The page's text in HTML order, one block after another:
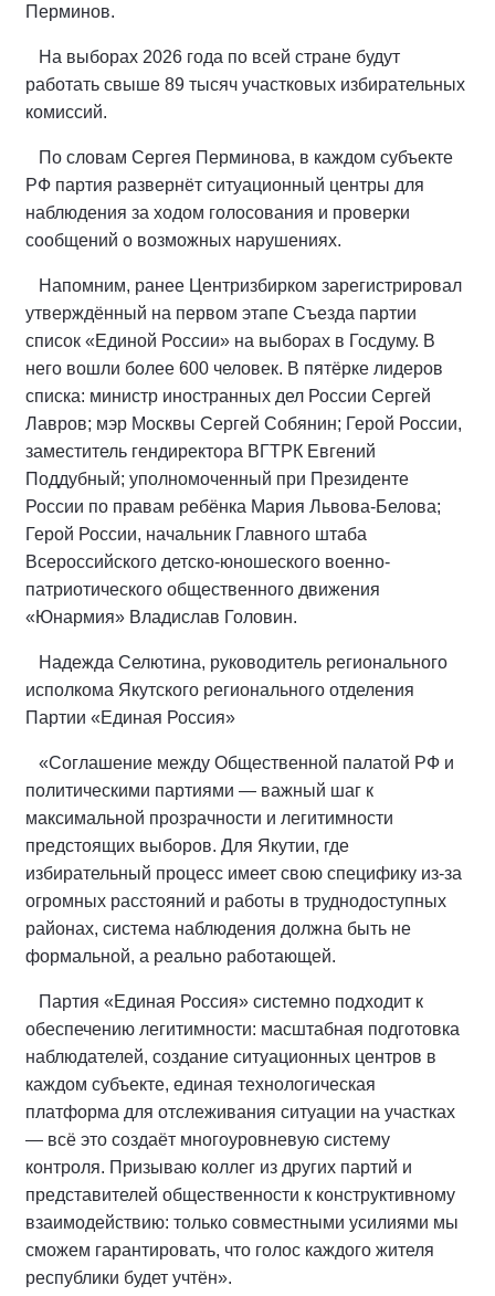
Перминов.
На выборах 2026 года по всей стране будут
работать свыше 89 тысяч участковых избирательных
комиссий.
По словам Сергея Перминова, в каждом субъекте
РФ партия развернёт ситуационный центры для
наблюдения за ходом голосования и проверки
сообщений о возможных нарушениях.
Напомним, ранее Центризбирком зарегистрировал
утверждённый на первом этапе Съезда партии
список «Единой России» на выборах в Госдуму. В
него вошли более 600 человек. В пятёрке лидеров
списка: министр иностранных дел России Сергей
Лавров; мэр Москвы Сергей Собянин; Герой России,
заместитель гендиректора ВГТРК Евгений
Поддубный; уполномоченный при Президенте
России по правам ребёнка Мария Львова-Белова;
Герой России, начальник Главного штаба
Всероссийского детско-юношеского военно-
патриотического общественного движения
«Юнармия» Владислав Головин.
Надежда Селютина, руководитель регионального
исполкома Якутского регионального отделения
Партии «Единая Россия»
«Соглашение между Общественной палатой РФ и
политическими партиями — важный шаг к
максимальной прозрачности и легитимности
предстоящих выборов. Для Якутии, где
избирательный процесс имеет свою специфику из‑за
огромных расстояний и работы в труднодоступных
районах, система наблюдения должна быть не
формальной, а реально работающей.
Партия «Единая Россия» системно подходит к
обеспечению легитимности: масштабная подготовка
наблюдателей, создание ситуационных центров в
каждом субъекте, единая технологическая
платформа для отслеживания ситуации на участках
— всё это создаёт многоуровневую систему
контроля. Призываю коллег из других партий и
представителей общественности к конструктивному
взаимодействию: только совместными усилиями мы
сможем гарантировать, что голос каждого жителя
республики будет учтён».